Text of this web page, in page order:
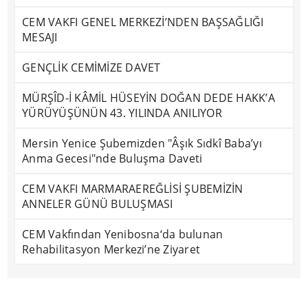
CEM VAKFI GENEL MERKEZİ’NDEN BAŞSAĞLIĞI
MESAJI
GENÇLİK CEMİMİZE DAVET
MÜRŞÎD-İ KÂMİL HÜSEYİN DOĞAN DEDE HAKK’A
YÜRÜYÜŞÜNÜN 43. YILINDA ANILIYOR
Mersin Yenice Şubemizden "Âşık Sıdkî Baba’yı
Anma Gecesi"nde Buluşma Daveti
CEM VAKFI MARMARAEREĞLİSİ ŞUBEMİZİN
ANNELER GÜNÜ BULUŞMASI
CEM Vakfından Yenibosna‘da bulunan
Rehabilitasyon Merkezi’ne Ziyaret